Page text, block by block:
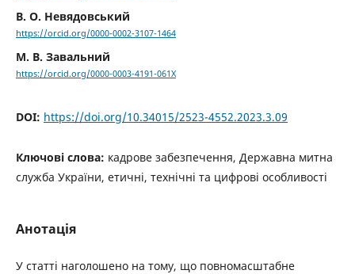
В. О. Невядовський
https://orcid.org/0000-0002-3107-1464
М. В. Завальний
https://orcid.org/0000-0003-4191-061X
DOI: https://doi.org/10.34015/2523-4552.2023.3.09
Ключові слова: кадрове забезпечення, Державна митна
служба України, етичні, технічні та цифрові особливості
Анотація
У статті наголошено на тому, що повномасштабне